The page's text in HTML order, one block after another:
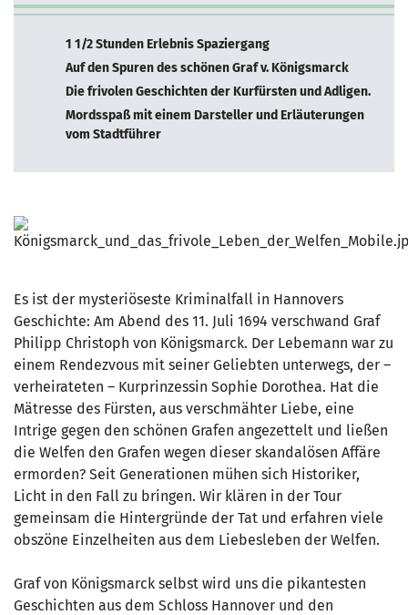
1 1/2 Stunden Erlebnis Spaziergang
Auf den Spuren des schönen Graf v. Königsmarck
Die frivolen Geschichten der Kurfürsten und Adligen.
Mordsspaß mit einem Darsteller und Erläuterungen
vom Stadtführer
Es ist der mysteriöseste Kriminalfall in Hannovers
Geschichte: Am Abend des 11. Juli 1694 verschwand Graf
Philipp Christoph von Königsmarck. Der Lebemann war zu
einem Rendezvous mit seiner Geliebten unterwegs, der –
verheirateten – Kurprinzessin Sophie Dorothea. Hat die
Mätresse des Fürsten, aus verschmähter Liebe, eine
Intrige gegen den schönen Grafen angezettelt und ließen
die Welfen den Grafen wegen dieser skandalösen Affäre
ermorden? Seit Generationen mühen sich Historiker,
Licht in den Fall zu bringen. Wir klären in der Tour
gemeinsam die Hintergründe der Tat und erfahren viele
obszöne Einzelheiten aus dem Liebesleben der Welfen.
Graf von Königsmarck selbst wird uns die pikantesten
Geschichten aus dem Schloss Hannover und den